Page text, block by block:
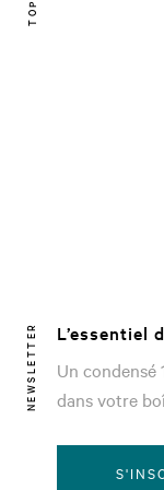
NEWSLETTER
L’essentiel
Un condensé
dans votre